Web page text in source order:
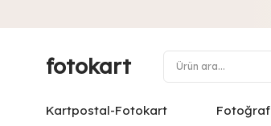
fotokart
Kartpostal-Fotokart Fotoğraf